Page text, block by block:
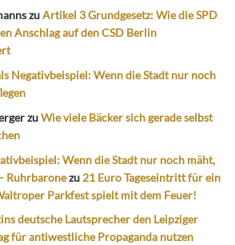
zuArtikel 3 Grundgesetz: Wie die SPD
Anschlag auf den CSD Berlin
Negativbeispiel: Wenn die Stadt nur noch
zuWie viele Bäcker sich gerade selbst
Wenn die Stadt nur noch mäht,
Ruhrbaronezu 21 Euro Tageseintritt für ein
Parkfest spielt mit dem Feuer!
deutsche Lautsprecher den Leipziger
für antiwestliche Propaganda nutzen